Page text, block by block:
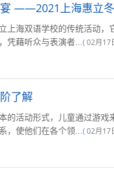
——2021上海惠立
上海双语学校的传统活动，
凭藉听众与表演者... ( 02月17
了解
的活动形式，儿童通过游戏
，使他们在各个领... ( 02月17